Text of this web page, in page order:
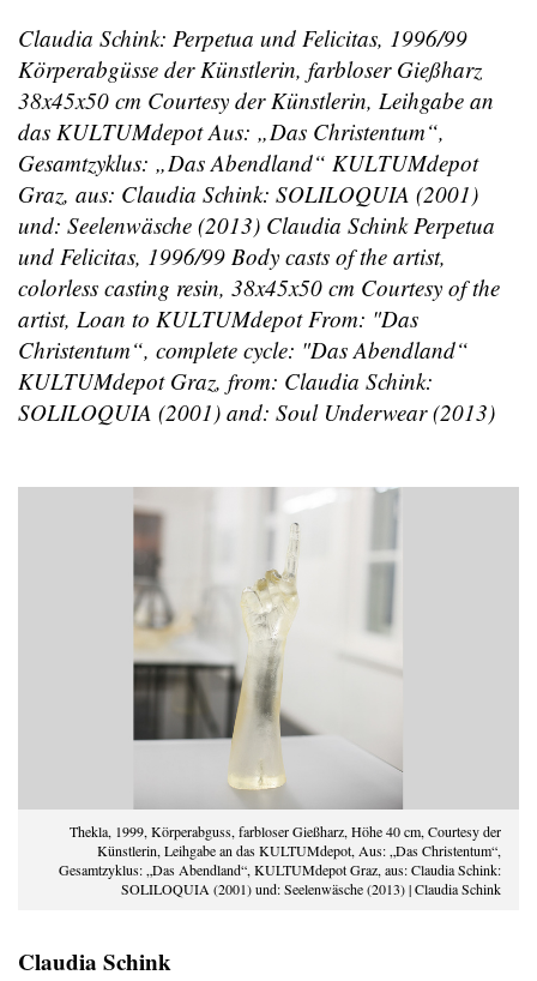
Claudia Schink: Perpetua und Felicitas, 1996/99
Körperabgüsse der Künstlerin, farbloser Gießharz
38x45x50 cm Courtesy der Künstlerin, Leihgabe an
das KULTUMdepot Aus: „Das Christentum“,
Gesamtzyklus: „Das Abendland“ KULTUMdepot
Graz, aus: Claudia Schink: SOLILOQUIA (2001)
und: Seelenwäsche (2013) Claudia Schink Perpetua
und Felicitas, 1996/99 Body casts of the artist,
colorless casting resin, 38x45x50 cm Courtesy of the
artist, Loan to KULTUMdepot From: "Das
Christentum“, complete cycle: "Das Abendland“
KULTUMdepot Graz, from: Claudia Schink:
SOLILOQUIA (2001) and: Soul Underwear (2013)
Thekla, 1999, Körperabguss, farbloser Gießharz, Höhe 40 cm, Courtesy der
Künstlerin, Leihgabe an das KULTUMdepot, Aus: „Das Christentum“,
Gesamtzyklus: „Das Abendland“, KULTUMdepot Graz, aus: Claudia Schink:
SOLILOQUIA (2001) und: Seelenwäsche (2013) | Claudia Schink
Claudia Schink